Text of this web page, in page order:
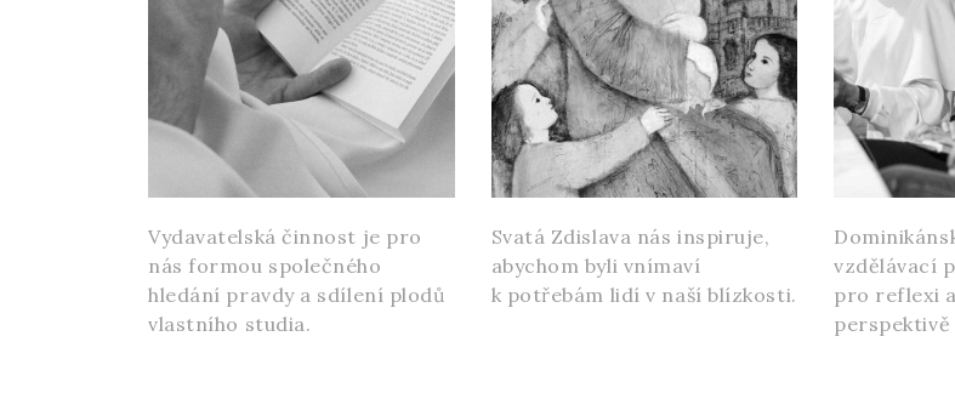
Vydavatelská činnost je pro
nás formou společného
hledání pravdy a sdílení plodů
vlastního studia.
Svatá Zdislava nás inspiruje,
abychom byli vnímaví
k potřebám lidí v naší blízkosti.
vzdělávací
pro reflexi